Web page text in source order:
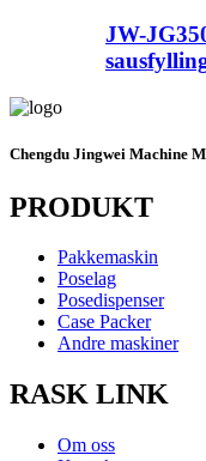
JW-
Chengdu Jingwei Machine
PRODUKT
Pakkemaskin
Poselag
Posedispenser
Case Packer
Andre maskiner
RASK LINK
Om oss